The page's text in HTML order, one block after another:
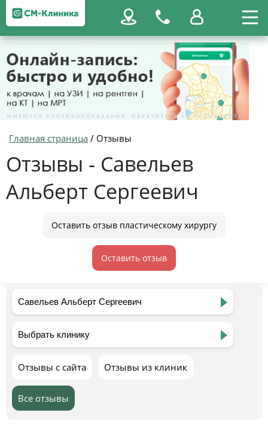
Главная страница / Отзывы
Отзывы - Савельев
Альберт Сергеевич
Оставить отзыв пластическому хирургу
Оставить отзыв
Отзывы с сайта Отзывы из клиник
Все отзывы